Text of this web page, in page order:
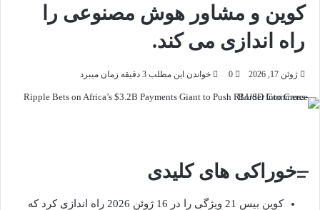
کوین و مشاور هوش مصنوعی را
راه اندازی می کند.
ژوئن 17, 2026 0 خواندن این مطلب 3 دقیقه زمان میبرد
خوراکی های کلیدی
کوین بیس 21 ویژگی را در 16 ژوئن 2026 راه اندازی کرد که